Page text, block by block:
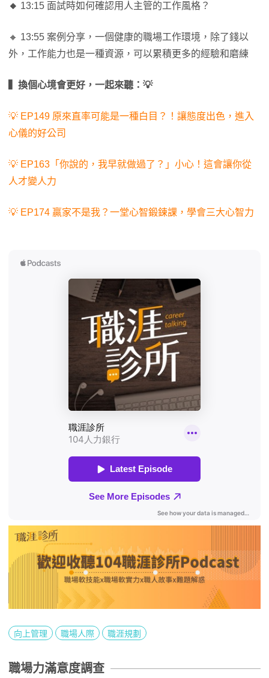
🔸 13:15 面試時如何確認用人主管的工作風格？
🔸 13:55 案例分享，一個健康的職場工作環境，除了錢以
外，工作能力也是一種資源，可以累積更多的經驗和磨練
▍換個心境會更好，一起來聽： 💡
💡 EP149 原來直率可能是一種白目？！讓態度出色，進入
心儀的好公司
💡 EP163「你說的，我早就做過了？」小心！這會讓你從
人才變人力
💡 EP174 贏家不是我？一堂心智鍛鍊課，學會三大心智力
向上管理 職場人際 職涯規劃
職場力滿意度調查